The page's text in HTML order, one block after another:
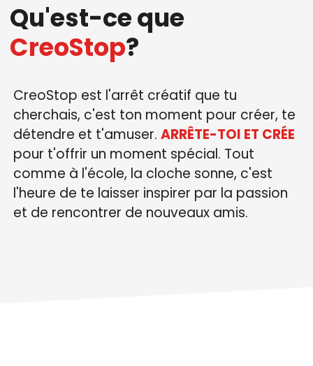
Qu'est-ce que
CreoStop?
CreoStop est l'arrêt créatif que tu
cherchais, c'est ton moment pour créer, te
détendre et t'amuser. ARRÊTE-TOI ET CRÉE
pour t'offrir un moment spécial. Tout
comme à l'école, la cloche sonne, c'est
l'heure de te laisser inspirer par la passion
et de rencontrer de nouveaux amis.